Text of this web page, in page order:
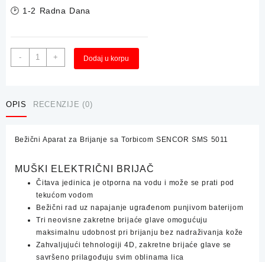
🕑 1-2 Radna Dana
-
Bežični
Aparat
sa
SMS
količina
+ Dodaj u korpu
OPIS RECENZIJE (0)
Bežični Aparat za Brijanje sa Torbicom SENCOR SMS 5011
MUŠKI ELEKTRIČNI BRIJAČ
Čitava jedinica je otporna na vodu i može se prati pod
tekućom vodom
Bežični rad uz napajanje ugrađenom punjivom baterijom
Tri neovisne zakretne brijaće glave omogućuju
maksimalnu udobnost pri brijanju bez nadraživanja kože
Zahvaljujući tehnologiji 4D, zakretne brijaće glave se
savršeno prilagođuju svim oblinama lica